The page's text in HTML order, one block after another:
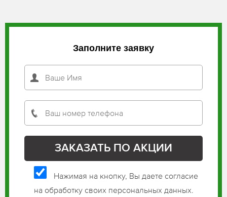
Заполните заявку
Нажимая на кнопку, Вы даете согласие
на обработку своих персональных данных.